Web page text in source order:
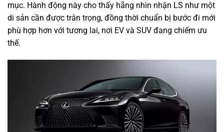
mục. Hành động này cho thấy hãng nhìn nhận LS như một
di sản cần được trân trọng, đồng thời chuẩn bị bước đi mới
phù hợp hơn với tương lai, nơi EV và SUV đang chiếm ưu
thế.